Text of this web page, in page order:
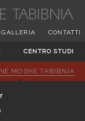
CONTATTI
CENTRO STUDI
MOSHE TABIBNIA